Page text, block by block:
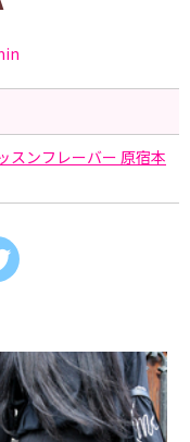
スンフレーバー 原宿本